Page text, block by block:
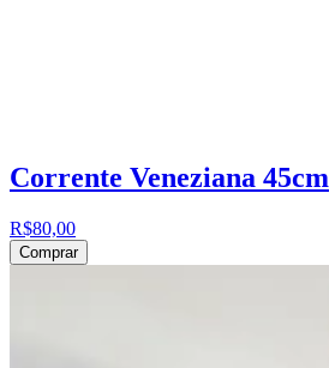
Corrente Veneziana 45cm
R$80,00
Comprar